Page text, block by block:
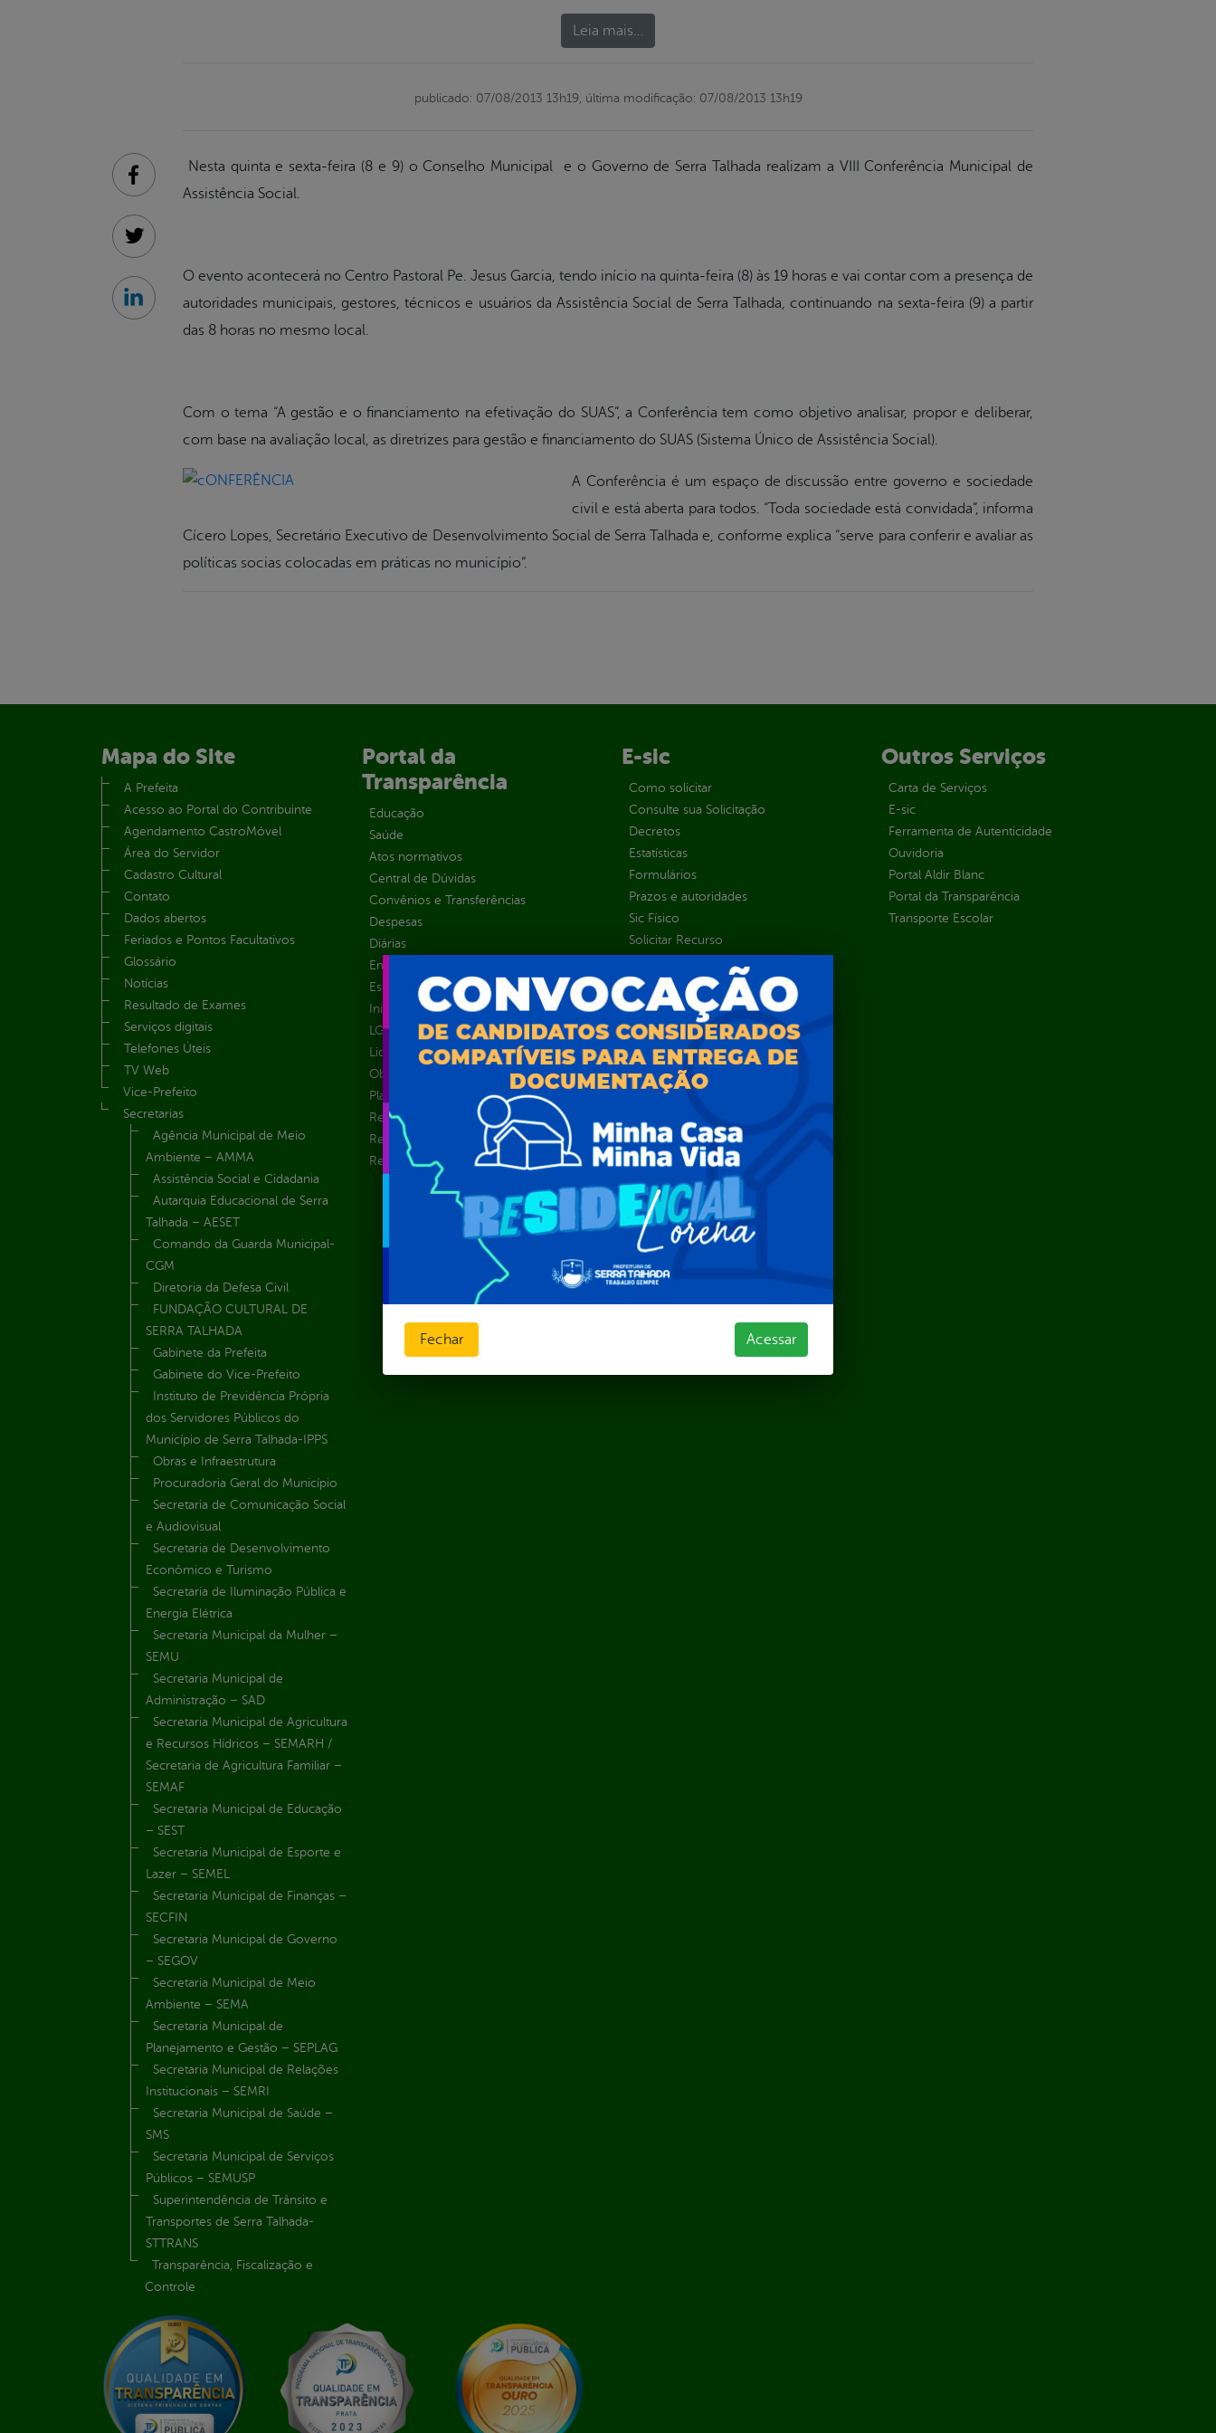
Leia mais…
publicado: 07/08/2013 13h19, última modificação: 07/08/2013 13h19
Nesta quinta e sexta-feira (8 e 9) o Conselho Municipal e o Governo de Serra Talhada realizam a VIII Conferência Municipal de
Assistência Social.
O evento acontecerá no Centro Pastoral Pe. Jesus Garcia, tendo início na quinta-feira (8) às 19 horas e vai contar com a presença de
autoridades municipais, gestores, técnicos e usuários da Assistência Social de Serra Talhada, continuando na sexta-feira (9) a partir
das 8 horas no mesmo local.
Com o tema “A gestão e o financiamento na efetivação do SUAS”, a Conferência tem como objetivo analisar, propor e deliberar,
com base na avaliação local, as diretrizes para gestão e financiamento do SUAS (Sistema Único de Assistência Social).
A Conferência é um espaço de discussão entre governo e sociedade
civil e está aberta para todos. “Toda sociedade está convidada”, informa
Cícero Lopes, Secretário Executivo de Desenvolvimento Social de Serra Talhada e, conforme explica “serve para conferir e avaliar as
políticas socias colocadas em práticas no município”.
Facebook
Twitter
Linkedin
Mapa do Site
A Prefeita
Acesso ao Portal do Contribuinte
Agendamento CastroMóvel
Área do Servidor
Cadastro Cultural
Contato
Dados abertos
Feriados e Pontos Facultativos
Glossário
Notícias
Resultado de Exames
Serviços digitais
Telefones Úteis
TV Web
Vice-Prefeito
Secretarias
Agência Municipal de Meio
Ambiente – AMMA
Assistência Social e Cidadania
Autarquia Educacional de Serra
Talhada – AESET
Comando da Guarda Municipal-
CGM
Diretoria da Defesa Civil
FUNDAÇÃO CULTURAL DE
SERRA TALHADA
Gabinete da Prefeita
Gabinete do Vice-Prefeito
Instituto de Previdência Própria
dos Servidores Públicos do
Município de Serra Talhada-IPPS
Obras e Infraestrutura
Procuradoria Geral do Município
Secretaria de Comunicação Social
e Audiovisual
Secretaria de Desenvolvimento
Econômico e Turismo
Secretaria de Iluminação Pública e
Energia Elétrica
Secretaria Municipal da Mulher –
SEMU
Secretaria Municipal de
Administração – SAD
Secretaria Municipal de Agricultura
e Recursos Hídricos – SEMARH /
Secretaria de Agricultura Familiar –
SEMAF
Secretaria Municipal de Educação
– SEST
Secretaria Municipal de Esporte e
Lazer – SEMEL
Secretaria Municipal de Finanças –
SECFIN
Secretaria Municipal de Governo
– SEGOV
Secretaria Municipal de Meio
Ambiente – SEMA
Secretaria Municipal de
Planejamento e Gestão – SEPLAG
Secretaria Municipal de Relações
Institucionais – SEMRI
Secretaria Municipal de Saúde –
SMS
Secretaria Municipal de Serviços
Públicos – SEMUSP
Superintendência de Trânsito e
Transportes de Serra Talhada-
STTRANS
Transparência, Fiscalização e
Controle
Portal da
Transparência
Educação
Saúde
Atos normativos
Central de Dúvidas
Convênios e Transferências
Despesas
Diárias
Emendas parlamentares
Estrutura Organizacional
Inicio
LGPD e Governo Digital
Licitações e Contratos
Obras Públicas
Planejamento e Prestação de Contas
Receitas
Recursos Humanos
Renúncias de Receitas
E-sic
Como solicitar
Consulte sua Solicitação
Decretos
Estatísticas
Formulários
Prazos e autoridades
Sic Físico
Solicitar Recurso
Outros Serviços
Carta de Serviços
E-sic
Ferramenta de Autenticidade
Ouvidoria
Portal Aldir Blanc
Portal da Transparência
Transporte Escolar
Fechar Acessar